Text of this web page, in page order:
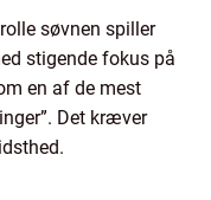
søvnen spiller
stigende fokus på
en af de mest
Det kræver